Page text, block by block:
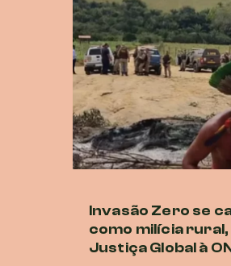
Invasão Zero se
como milícia
Justiça Global à